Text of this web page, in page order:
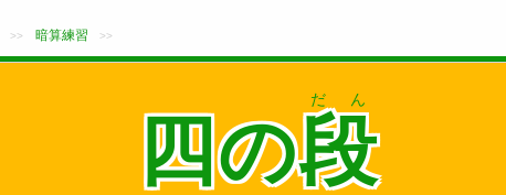
>> 暗算練習 >>
四の段
だん